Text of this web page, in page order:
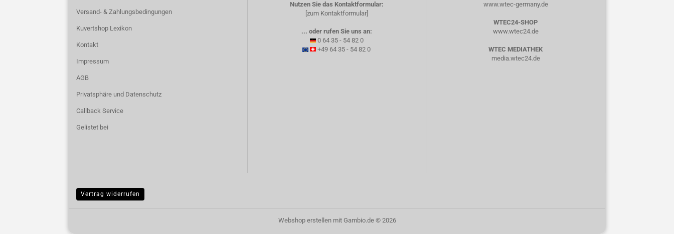
Versand- & Zahlungsbedingungen
Kuvertshop Lexikon
Kontakt
Impressum
AGB
Privatsphäre und Datenschutz
Callback Service
Gelistet bei
Nutzen Sie das Kontaktformular:
[zum Kontaktformular]
... oder rufen Sie uns an:
0 64 35 - 54 82 0
+49 64 35 - 54 82 0
www.wtec-germany.de
WTEC24-SHOP
www.wtec24.de
WTEC MEDIATHEK
media.wtec24.de
Vertrag widerrufen
Webshop erstellenmit Gambio.de © 2026